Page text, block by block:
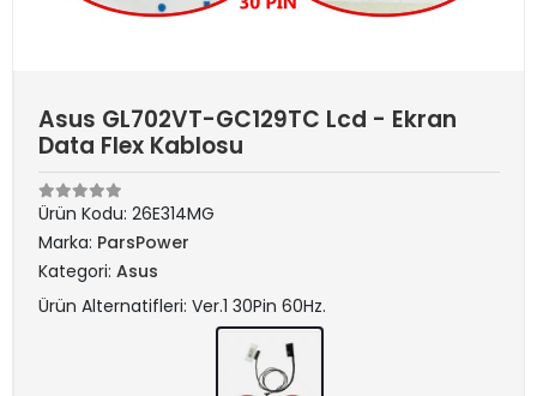
Asus GL702VT-GC129TC Lcd - Ekran
Data Flex Kablosu
Ürün Kodu: 26E314MG
Marka: ParsPower
Kategori: Asus
Ürün Alternatifleri: Ver.1 30Pin 60Hz.